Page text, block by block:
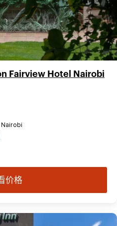
Fairview Hotel Nairobi
Nairobi
价格